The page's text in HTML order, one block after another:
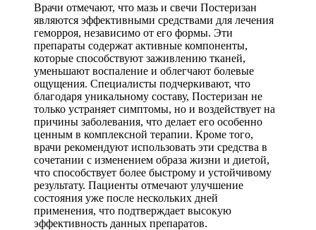
Врачи отмечают, что мазь и свечи Постеризан
являются эффективными средствами для лечения
геморроя, независимо от его формы. Эти
препараты содержат активные компоненты,
которые способствуют заживлению тканей,
уменьшают воспаление и облегчают болевые
ощущения. Специалисты подчеркивают, что
благодаря уникальному составу, Постеризан не
только устраняет симптомы, но и воздействует на
причины заболевания, что делает его особенно
ценным в комплексной терапии. Кроме того,
врачи рекомендуют использовать эти средства в
сочетании с изменением образа жизни и диетой,
что способствует более быстрому и устойчивому
результату. Пациенты отмечают улучшение
состояния уже после нескольких дней
применения, что подтверждает высокую
эффективность данных препаратов.